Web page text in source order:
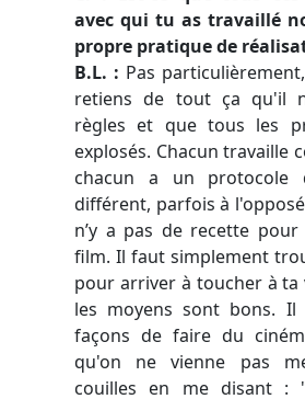
avec qui tu as travaillé
propre pratique de
B.L. : Pas
retiens de tout ça qu'il
règles et que tous les
explosés. Chacun travaille
chacun a un protocole
différent, parfois à
n’y a pas de recette
film. Il faut simplement
pour arriver à toucher à ta
les moyens sont bons.
façons de faire du
qu'on ne vienne pas
couilles en me disant :